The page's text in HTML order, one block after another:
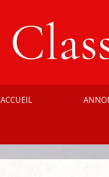
ACCUEIL